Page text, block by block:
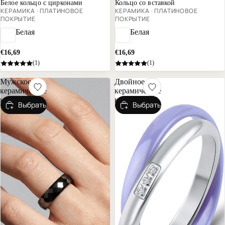
Белое кольцо с цирконами
КЕРАМИКА · ПЛАТИНОВОЕ
ПОКРЫТИЕ
Белая
€16,69
(1)
Кольцо со вставкой
КЕРАМИКА · ПЛАТИНОВОЕ
ПОКРЫТИЕ
Белая
€16,69
(1)
Мужское
керамическое
кольцо
Выбрать
Двойное
керамическое
кольцо
Выбрать